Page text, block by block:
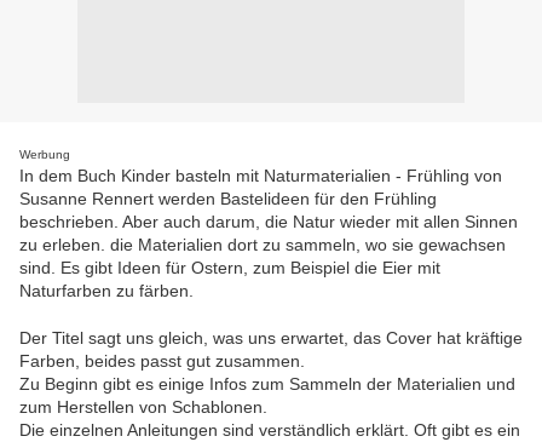
Werbung
In dem Buch Kinder basteln mit Naturmaterialien - Frühling von
Susanne Rennert werden Bastelideen für den Frühling
beschrieben. Aber auch darum, die Natur wieder mit allen Sinnen
zu erleben. die Materialien dort zu sammeln, wo sie gewachsen
sind. Es gibt Ideen für Ostern, zum Beispiel die Eier mit
Naturfarben zu färben.
Der Titel sagt uns gleich, was uns erwartet, das Cover hat kräftige
Farben, beides passt gut zusammen.
Zu Beginn gibt es einige Infos zum Sammeln der Materialien und
zum Herstellen von Schablonen.
Die einzelnen Anleitungen sind verständlich erklärt. Oft gibt es ein